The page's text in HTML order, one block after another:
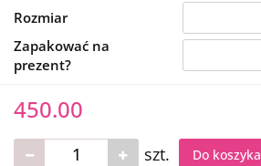
Rozmiar
Zapakować na
prezent?
450.00
szt. Do koszyka